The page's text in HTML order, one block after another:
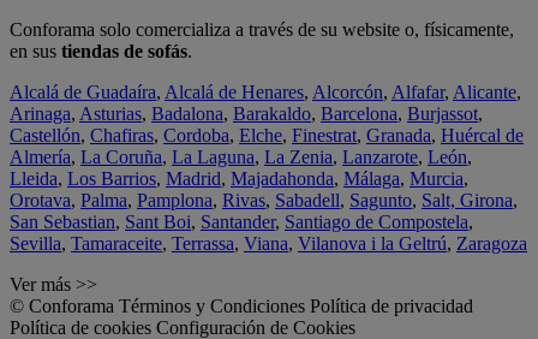
Conforama solo comercializa a través de su website o, físicamente,
en sus tiendas de sofás.
Alcalá de Guadaíra, Alcalá de Henares, Alcorcón, Alfafar, Alicante,
Arinaga, Asturias, Badalona, Barakaldo, Barcelona, Burjassot,
Castellón, Chafiras, Cordoba, Elche, Finestrat, Granada, Huércal de
Almería, La Coruña, La Laguna, La Zenia, Lanzarote, León,
Lleida, Los Barrios, Madrid, Majadahonda, Málaga, Murcia,
Orotava, Palma, Pamplona, Rivas, Sabadell, Sagunto, Salt, Girona,
San Sebastian, Sant Boi, Santander, Santiago de Compostela,
Sevilla, Tamaraceite, Terrassa, Viana, Vilanova i la Geltrú, Zaragoza
Ver más >>
© Conforama Términos y Condiciones Política de privacidad
Política de cookies Configuración de Cookies